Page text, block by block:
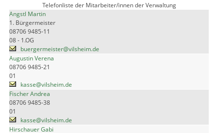
Telefonliste der Mitarbeiter/innen der Verwaltung
Angstl Martin
1. Bürgermeister
08706 9485-11
08 - 1.OG
buergermeister@vilsheim.de
Augustin Verena
08706 9485-21
01
kasse@vilsheim.de
Fischer Andrea
08706 9485-38
01
kasse@vilsheim.de
Hirschauer Gabi